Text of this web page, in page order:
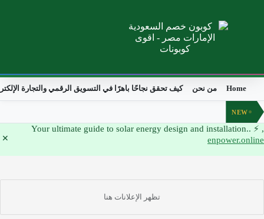
Home من نحن كيف تحقق نجاحًا باهرًا في التسويق الرقمي والتجارة
NEW
, ⚡ Your ultimate guide to solar energy design and installation..
enpower.online